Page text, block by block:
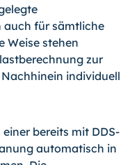
für sämtliche
Weise stehen
zur
individuell
bereits mit DDS-
automatisch in